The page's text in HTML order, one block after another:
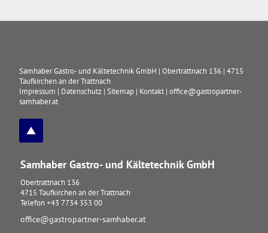
Samhaber Gastro- und Kältetechnik GmbH |Obertrattnach 136 |4715
Taufkirchen an der Trattnach
Impressum | Datenschutz |Sitemap | Kontakt |office@gastropartner-
samhaber.at
Samhaber Gastro- und Kältetechnik GmbH
Obertrattnach 136
4715 Taufkirchen an der Trattnach
Telefon +43 7734 353 00
office@gastropartner-samhaber.at